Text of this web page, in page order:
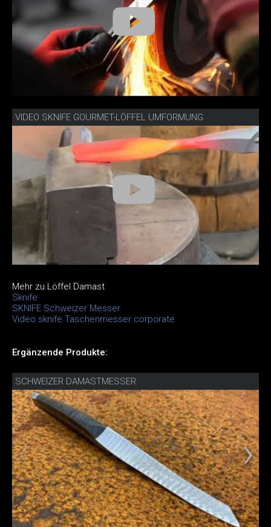
VIDEO SKNIFE GOURMET-LÖFFEL UMFORMUNG
Mehr zu Löffel Damast
Sknife
SKNIFE Schweizer Messer
Video sknife Taschenmesser corporate
Ergänzende Produkte:
SCHWEIZER DAMASTMESSER